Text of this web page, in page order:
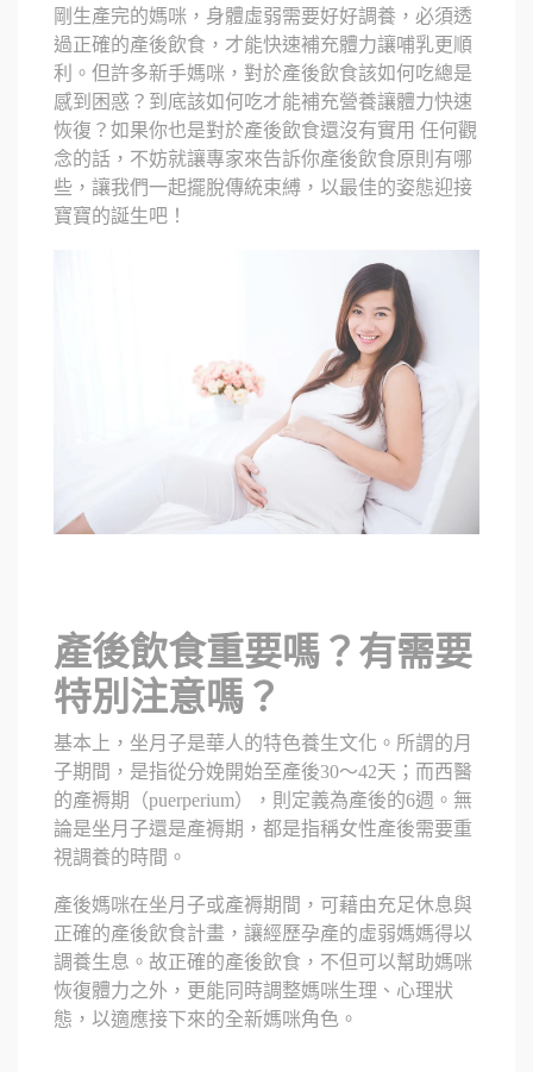
剛生產完的媽咪，身體虛弱需要好好調養，必須透
過正確的產後飲食，才能快速補充體力讓哺乳更順
利。但許多新手媽咪，對於產後飲食該如何吃總是
感到困惑？到底該如何吃才能補充營養讓體力快速
恢復？如果你也是對於產後飲食還沒有實用 任何觀
念的話，不妨就讓專家來告訴你產後飲食原則有哪
些，讓我們一起擺脫傳統束縛，以最佳的姿態迎接
寶寶的誕生吧！
產後飲食重要嗎？有需要
特別注意嗎？
基本上，坐月子是華人的特色養生文化。所謂的月
子期間，是指從分娩開始至產後30～42天；而西醫
的產褥期（puerperium），則定義為產後的6週。無
論是坐月子還是產褥期，都是指稱女性產後需要重
視調養的時間。
產後媽咪在坐月子或產褥期間，可藉由充足休息與
正確的產後飲食計畫，讓經歷孕產的虛弱媽媽得以
調養生息。故正確的產後飲食，不但可以幫助媽咪
恢復體力之外，更能同時調整媽咪生理、心理狀
態，以適應接下來的全新媽咪角色。